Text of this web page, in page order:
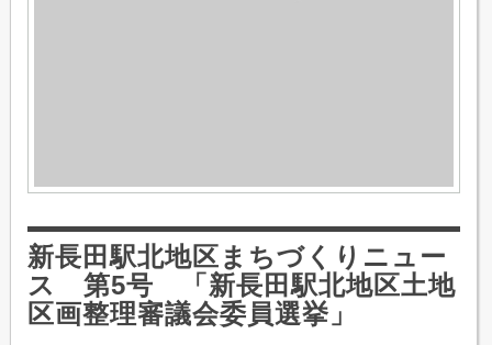
新長田駅北地区まちづくりニュー
ス 第5号 「新長田駅北地区土地
区画整理審議会委員選挙」